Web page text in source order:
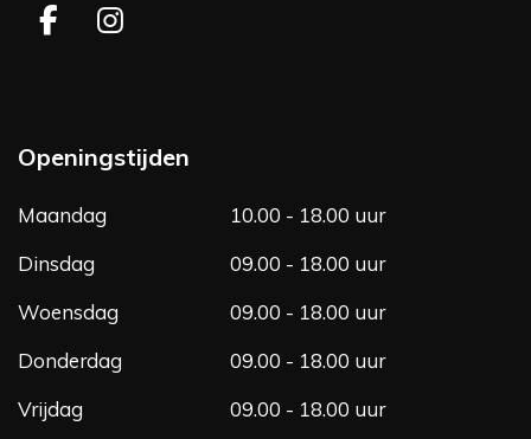
F
b
o
o
k
I
a
g
Openingstijden
Maandag
10.00 - 18.00 uur
Dinsdag
09.00 - 18.00 uur
Woensdag
09.00 - 18.00 uur
Donderdag
09.00 - 18.00 uur
Vrijdag
09.00 - 18.00 uur